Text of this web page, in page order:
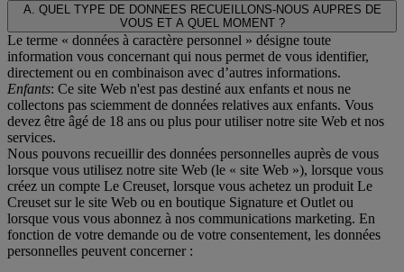
A. QUEL TYPE DE DONNEES RECUEILLONS-NOUS AUPRES DE
VOUS ET A QUEL MOMENT ?
Le terme « données à caractère personnel » désigne toute
information vous concernant qui nous permet de vous identifier,
directement ou en combinaison avec d’autres informations.
Enfants: Ce site Web n'est pas destiné aux enfants et nous ne
collectons pas sciemment de données relatives aux enfants. Vous
devez être âgé de 18 ans ou plus pour utiliser notre site Web et nos
services.
Nous pouvons recueillir des données personnelles auprès de vous
lorsque vous utilisez notre site Web (le « site Web »), lorsque vous
créez un compte Le Creuset, lorsque vous achetez un produit Le
Creuset sur le site Web ou en boutique Signature et Outlet ou
lorsque vous vous abonnez à nos communications marketing. En
fonction de votre demande ou de votre consentement, les données
personnelles peuvent concerner :